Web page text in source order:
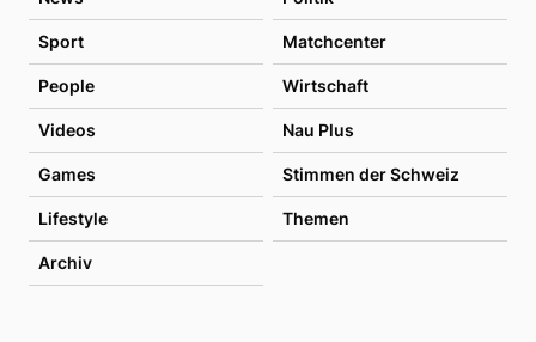
Sport Matchcenter
People Wirtschaft
Videos Nau Plus
Games Stimmen der Schweiz
Lifestyle Themen
Archiv